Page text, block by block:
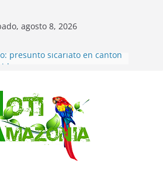
agosto 8, 2026
presunto sicariato en cantón
fueron encontrados
en Puerto lopez
a 34 años de prisión a
en caso de Alison,
de Tena
el arquero sensación de
Verde, ya llegó para